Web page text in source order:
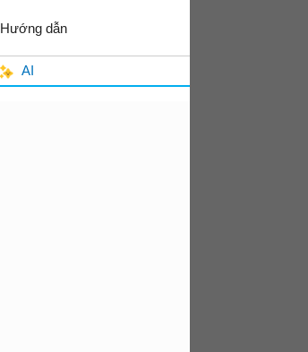
Hướng dẫn
AI